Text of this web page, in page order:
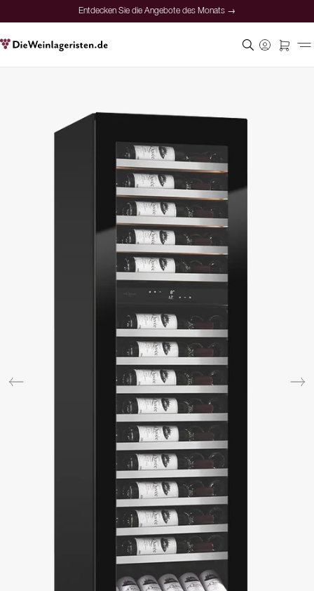
Entdecken Sie die Angebote des Monats →